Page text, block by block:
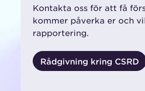
Kontakta oss för att få
kommer påverka er och
rapportering.
Rådgivning kring CSRD